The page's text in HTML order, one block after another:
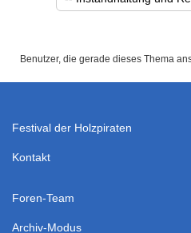
Benutzer, die gerade dieses Thema
Festival der Holzpiraten
Kontakt
Foren-Team
Archiv-Modus